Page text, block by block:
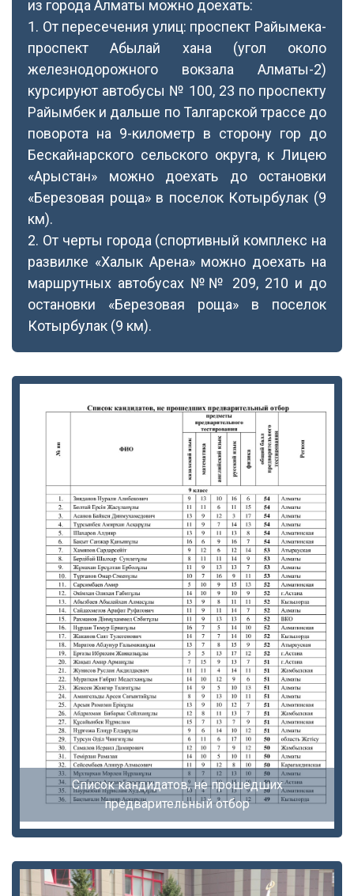
из города Алматы можно доехать:
1. От пересечения улиц: проспект Райымека-
проспект Абылай хана (угол около
железнодорожного вокзала Алматы-2)
курсируют автобусы № 100, 23 по проспекту
Райымбек и дальше по Талгарской трассе до
поворота на 9-километр в сторону гор до
Бескайнарского сельского округа, к Лицею
«Арыстан» можно доехать до остановки
«Березовая роща» в поселок Котырбулак (9
км).
2. От черты города (спортивный комплекс на
развилке «Халык Арена» можно доехать на
маршрутных автобусах №№ 209, 210 и до
остановки «Березовая роща» в поселок
Котырбулак (9 км).
Список кандидатов, не прошедших
предварительный отбор